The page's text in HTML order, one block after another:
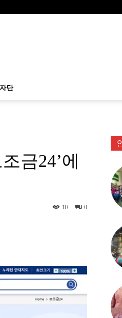
단
금24’에
0
10